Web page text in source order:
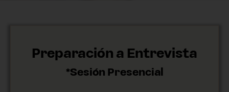
Preparación a Entrevista
*Sesión Presencial